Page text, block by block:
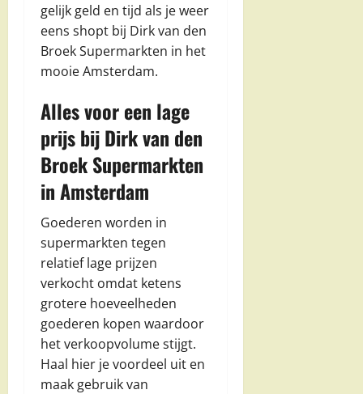
gelijk geld en tijd als je weer
eens shopt bij Dirk van den
Broek Supermarkten in het
mooie Amsterdam.
Alles voor een lage
prijs bij Dirk van den
Broek Supermarkten
in Amsterdam
Goederen worden in
supermarkten tegen
relatief lage prijzen
verkocht omdat ketens
grotere hoeveelheden
goederen kopen waardoor
het verkoopvolume stijgt.
Haal hier je voordeel uit en
maak gebruik van